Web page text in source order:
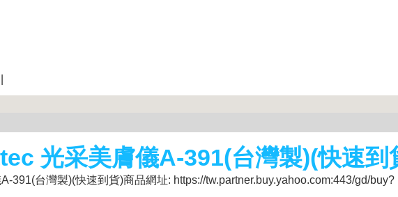
光采美膚儀A-391(台灣製)(快速到
391(台灣製)(快速到貨)商品網址: https://tw.partner.buy.yahoo.com:443/gd/buy?